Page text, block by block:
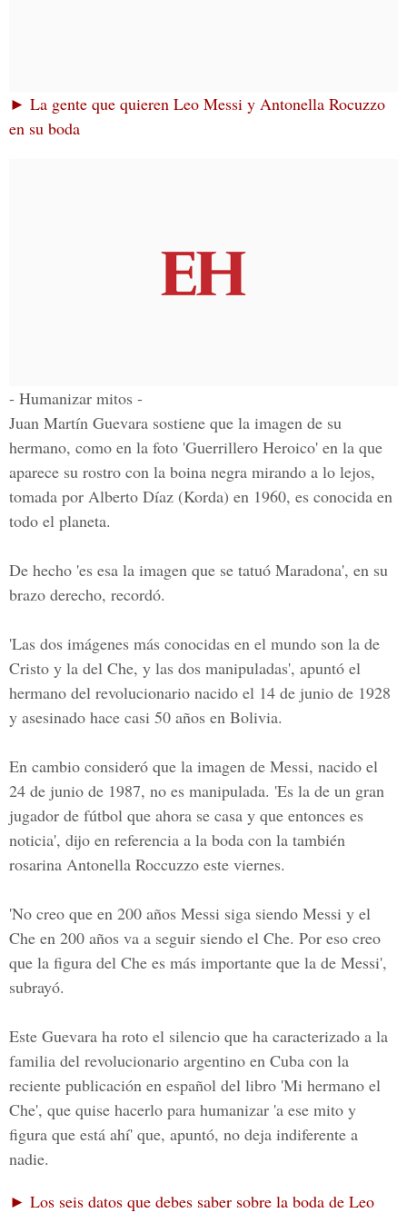
► La gente que quieren Leo Messi y Antonella Rocuzzo
en su boda
- Humanizar mitos -
Juan Martín Guevara sostiene que la imagen de su
hermano, como en la foto 'Guerrillero Heroico' en la que
aparece su rostro con la boina negra mirando a lo lejos,
tomada por Alberto Díaz (Korda) en 1960, es conocida en
todo el planeta.
De hecho 'es esa la imagen que se tatuó Maradona', en su
brazo derecho, recordó.
'Las dos imágenes más conocidas en el mundo son la de
Cristo y la del Che, y las dos manipuladas', apuntó el
hermano del revolucionario nacido el 14 de junio de 1928
y asesinado hace casi 50 años en Bolivia.
En cambio consideró que la imagen de Messi, nacido el
24 de junio de 1987, no es manipulada. 'Es la de un gran
jugador de fútbol que ahora se casa y que entonces es
noticia', dijo en referencia a la boda con la también
rosarina Antonella Roccuzzo este viernes.
'No creo que en 200 años Messi siga siendo Messi y el
Che en 200 años va a seguir siendo el Che. Por eso creo
que la figura del Che es más importante que la de Messi',
subrayó.
Este Guevara ha roto el silencio que ha caracterizado a la
familia del revolucionario argentino en Cuba con la
reciente publicación en español del libro 'Mi hermano el
Che', que quise hacerlo para humanizar 'a ese mito y
figura que está ahí' que, apuntó, no deja indiferente a
nadie.
► Los seis datos que debes saber sobre la boda de Leo